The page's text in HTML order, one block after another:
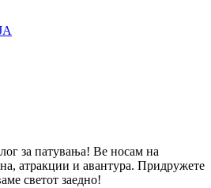
за патувања! Ве носам на
атракции и авантура. Придружете
светот заедно!